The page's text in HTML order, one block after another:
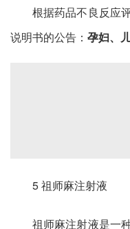
根据药品不良反应评
说明书的公告： 孕妇、
5 祖师麻注射液
祖师麻注射液是一种